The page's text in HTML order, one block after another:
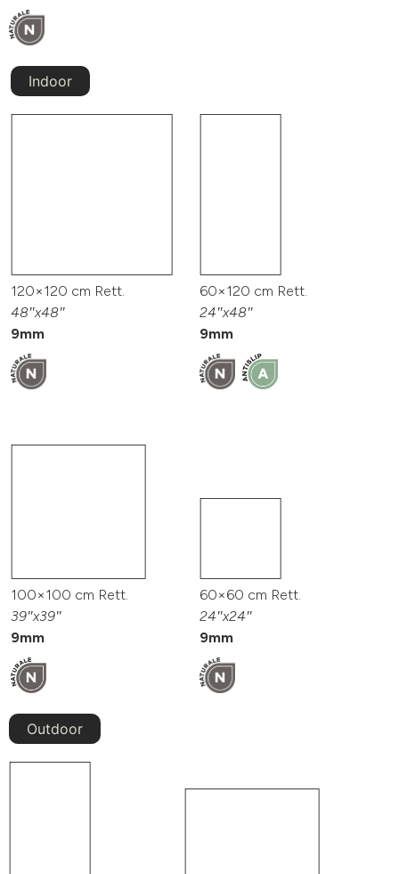
Indoor
120×120 cm Rett.
48″x48″
9mm
60×120 cm Rett.
24″x48″
9mm
100×100 cm Rett.
39″x39″
9mm
60×60 cm Rett.
24″x24″
9mm
Outdoor